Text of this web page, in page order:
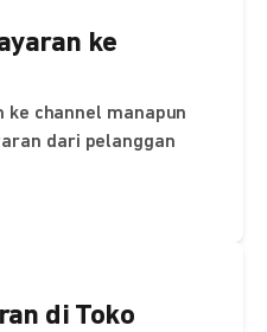
ke
ke channel manapun
dari pelanggan
di Toko